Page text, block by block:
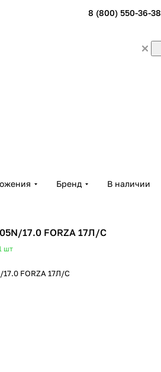
8 (800) 550-36-38
Бренд В наличии
17.0 FORZA 17Л/С
шт
FORZA 17Л/С